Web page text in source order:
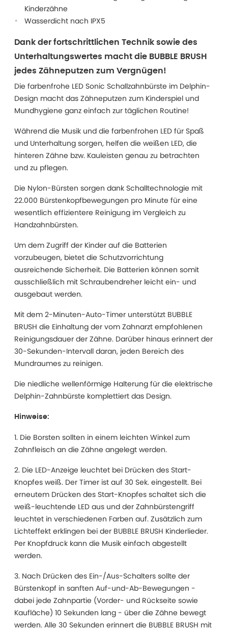
Kinderzähne
Wasserdicht nach IPX5
Dank der fortschrittlichen Technik sowie des
Unterhaltungswertes macht die BUBBLE BRUSH
jedes Zähneputzen zum Vergnügen!
Die farbenfrohe LED Sonic Schallzahnbürste im Delphin-
Design macht das Zähneputzen zum Kinderspiel und
Mundhygiene ganz einfach zur täglichen Routine!
Während die Musik und die farbenfrohen LED für Spaß
und Unterhaltung sorgen, helfen die weißen LED, die
hinteren Zähne bzw. Kauleisten genau zu betrachten
und zu pflegen.
Die Nylon-Bürsten sorgen dank Schalltechnologie mit
22.000 Bürstenkopfbewegungen pro Minute für eine
wesentlich effizientere Reinigung im Vergleich zu
Handzahnbürsten.
Um dem Zugriff der Kinder auf die Batterien
vorzubeugen, bietet die Schutzvorrichtung
ausreichende Sicherheit. Die Batterien können somit
ausschließlich mit Schraubendreher leicht ein- und
ausgebaut werden.
Mit dem 2-Minuten-Auto-Timer unterstützt BUBBLE
BRUSH die Einhaltung der vom Zahnarzt empfohlenen
Reinigungsdauer der Zähne. Darüber hinaus erinnert der
30-Sekunden-Intervall daran, jeden Bereich des
Mundraumes zu reinigen.
Die niedliche wellenförmige Halterung für die elektrische
Delphin-Zahnbürste komplettiert das Design.
Hinweise:
1. Die Borsten sollten in einem leichten Winkel zum
Zahnfleisch an die Zähne angelegt werden.
2. Die LED-Anzeige leuchtet bei Drücken des Start-
Knopfes weiß. Der Timer ist auf 30 Sek. eingestellt. Bei
erneutem Drücken des Start-Knopfes schaltet sich die
weiß-leuchtende LED aus und der Zahnbürstengriff
leuchtet in verschiedenen Farben auf. Zusätzlich zum
Lichteffekt erklingen bei der BUBBLE BRUSH Kinderlieder.
Per Knopfdruck kann die Musik einfach abgestellt
werden.
3. Nach Drücken des Ein-/Aus-Schalters sollte der
Bürstenkopf in sanften Auf-und-Ab-Bewegungen -
dabei jede Zahnpartie (Vorder- und Rückseite sowie
Kaufläche) 10 Sekunden lang - über die Zähne bewegt
werden. Alle 30 Sekunden erinnert die BUBBLE BRUSH mit